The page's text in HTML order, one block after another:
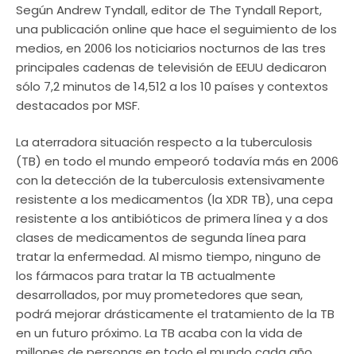
Según Andrew Tyndall, editor de The Tyndall Report,
una publicación online que hace el seguimiento de los
medios, en 2006 los noticiarios nocturnos de las tres
principales cadenas de televisión de EEUU dedicaron
sólo 7,2 minutos de 14,512 a los 10 países y contextos
destacados por MSF.
La aterradora situación respecto a la tuberculosis
(TB) en todo el mundo empeoró todavía más en 2006
con la detección de la tuberculosis extensivamente
resistente a los medicamentos (la XDR TB), una cepa
resistente a los antibióticos de primera línea y a dos
clases de medicamentos de segunda línea para
tratar la enfermedad. Al mismo tiempo, ninguno de
los fármacos para tratar la TB actualmente
desarrollados, por muy prometedores que sean,
podrá mejorar drásticamente el tratamiento de la TB
en un futuro próximo. La TB acaba con la vida de